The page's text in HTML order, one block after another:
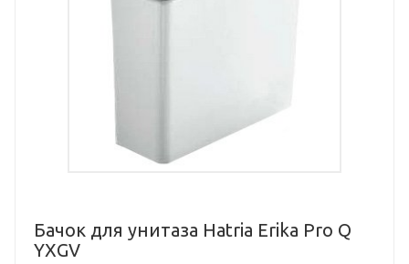
Бачок для унитаза Hatria Erika Pro Q
YXGV